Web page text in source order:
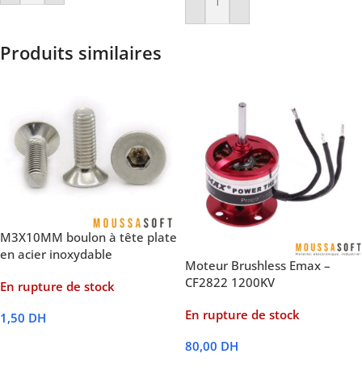
Ajouter Au Panier
Produits similaires
M3X10MM boulon à tête plate
en acier inoxydable
En rupture de stock
1,50 DH
Moteur Brushless Emax –
CF2822 1200KV
En rupture de stock
80,00 DH